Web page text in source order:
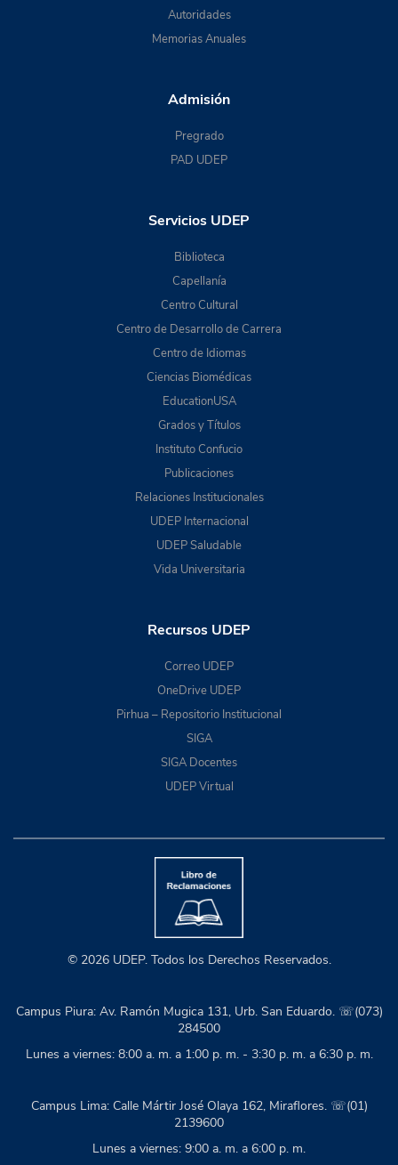
Autoridades
Memorias Anuales
Admisión
Pregrado
PAD UDEP
Servicios UDEP
Biblioteca
Capellanía
Centro Cultural
Centro de Desarrollo de Carrera
Centro de Idiomas
Ciencias Biomédicas
EducationUSA
Grados y Títulos
Instituto Confucio
Publicaciones
Relaciones Institucionales
UDEP Internacional
UDEP Saludable
Vida Universitaria
Recursos UDEP
Correo UDEP
OneDrive UDEP
Pirhua – Repositorio Institucional
SIGA
SIGA Docentes
UDEP Virtual
© 2026 UDEP. Todos los Derechos Reservados.
Campus Piura: Av. Ramón Mugica 131, Urb. San Eduardo. ☏(073)
284500
Lunes a viernes: 8:00 a. m. a 1:00 p. m. - 3:30 p. m. a 6:30 p. m.
Campus Lima: Calle Mártir José Olaya 162, Miraflores. ☏(01)
2139600
Lunes a viernes: 9:00 a. m. a 6:00 p. m.